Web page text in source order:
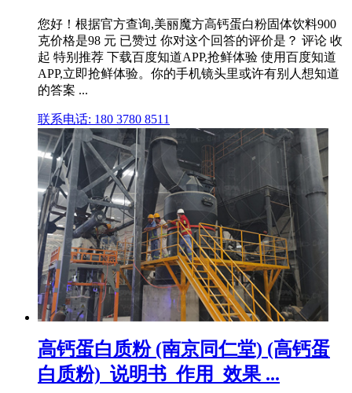
您好！根据官方查询,美丽魔方高钙蛋白粉固体饮料900
克价格是98 元 已赞过 你对这个回答的评价是？ 评论 收
起 特别推荐 下载百度知道APP,抢鲜体验 使用百度知道
APP,立即抢鲜体验。你的手机镜头里或许有别人想知道
的答案 ...
联系电话: 180 3780 8511
高钙蛋白质粉 (南京同仁堂) (高钙蛋
白质粉)_说明书_作用_效果 ...